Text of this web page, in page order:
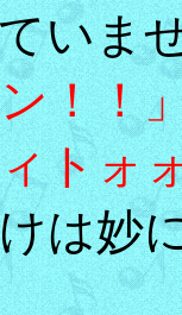
いま
！！
トォ
は妙